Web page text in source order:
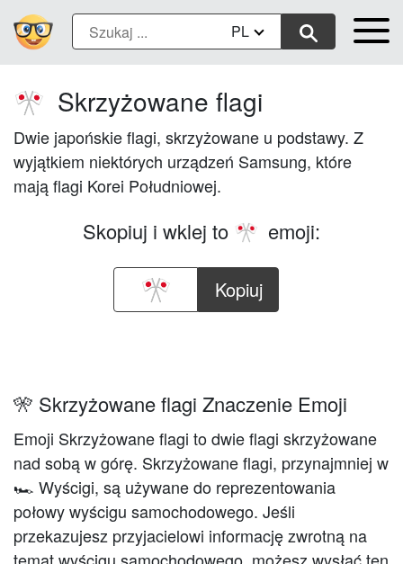
PL
🎌 Skrzyżowane flagi
Dwie japońskie flagi, skrzyżowane u podstawy. Z
wyjątkiem niektórych urządzeń Samsung, które
mają flagi Korei Południowej.
Skopiuj i wklej to 🎌 emoji:
Kopiuj
🎌 Skrzyżowane flagi Znaczenie Emoji
Emoji Skrzyżowane flagi to dwie flagi skrzyżowane
nad sobą w górę. Skrzyżowane flagi, przynajmniej w
🏎 Wyścigi, są używane do reprezentowania
połowy wyścigu samochodowego. Jeśli
przekazujesz przyjacielowi informację zwrotną na